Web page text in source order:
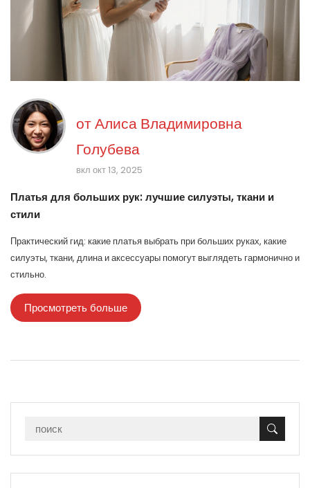
отАлиса Владимировна
Голубева
вкл окт 13, 2025
Платья для больших рук: лучшие силуэты, ткани и
стили
Практический гид: какие платья выбрать при больших руках, какие
силуэты, ткани, длина и аксессуары помогут выглядеть гармонично и
стильно.
Просмотреть больше